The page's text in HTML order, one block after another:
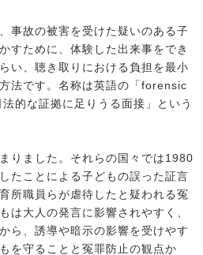
事故の被害を受けた疑いのある子
すために、体験した出来事をでき
い、聴き取りにおける負担を最小
法です。名称は英語の「forensic
的な証拠に足りうる面接」という
りました。それらの国々では1980
たことによる子どもの誤った証言
所職員らが虐待したと疑われる冤
は大人の発言に影響されやすく、
ら、誘導や暗示の影響を受けやす
を守ることと冤罪防止の観点か